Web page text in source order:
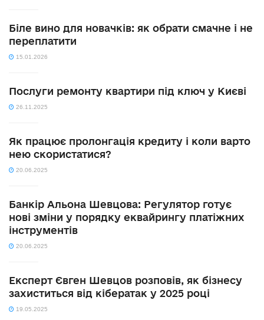
Біле вино для новачків: як обрати смачне і не
переплатити
15.01.2026
Послуги ремонту квартири під ключ у Києві
26.11.2025
Як працює пролонгація кредиту і коли варто
нею скористатися?
20.06.2025
Банкір Альона Шевцова: Регулятор готує
нові зміни у порядку еквайрингу платіжних
інструментів
20.06.2025
Експерт Євген Шевцов розповів, як бізнесу
захиститься від кібератак у 2025 році
19.05.2025